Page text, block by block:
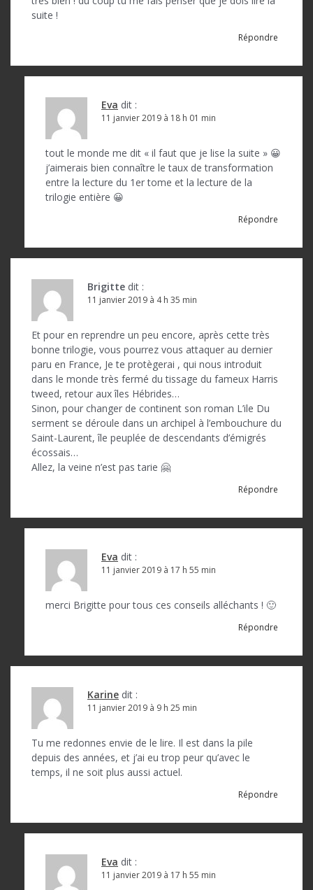
suite !
Répondre
Eva dit :
11 janvier 2019 à 18 h 01 min
tout le monde me dit « il faut que je lise la suite » 😀
j’aimerais bien connaître le taux de transformation
entre la lecture du 1er tome et la lecture de la
trilogie entière 😀
Répondre
Brigitte dit :
11 janvier 2019 à 4 h 35 min
Et pour en reprendre un peu encore, après cette très
bonne trilogie, vous pourrez vous attaquer au dernier
paru en France, Je te protègerai , qui nous introduit
dans le monde très fermé du tissage du fameux Harris
tweed, retour aux îles Hébrides…
Sinon, pour changer de continent son roman L’ile Du
serment se déroule dans un archipel à l’embouchure du
Saint-Laurent, île peuplée de descendants d’émigrés
écossais…
Allez, la veine n’est pas tarie 🤗
Répondre
Eva dit :
11 janvier 2019 à 17 h 55 min
merci Brigitte pour tous ces conseils alléchants ! 🙂
Répondre
Karine dit :
11 janvier 2019 à 9 h 25 min
Tu me redonnes envie de le lire. Il est dans la pile
depuis des années, et j’ai eu trop peur qu’avec le
temps, il ne soit plus aussi actuel.
Répondre
Eva dit :
11 janvier 2019 à 17 h 55 min